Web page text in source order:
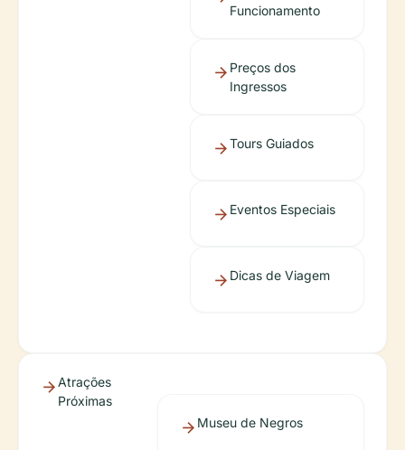
Funcionamento
Preços dos
Ingressos
Tours Guiados
Eventos Especiais
Dicas de Viagem
Atrações
Próximas
Museu de Negros